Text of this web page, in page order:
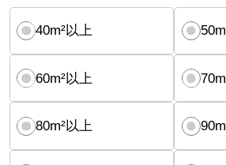
40m²以上
60m²以上
80m²以上